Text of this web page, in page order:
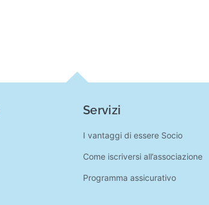
Servizi
I vantaggi di essere Socio
Come iscriversi all’associazione
Programma assicurativo